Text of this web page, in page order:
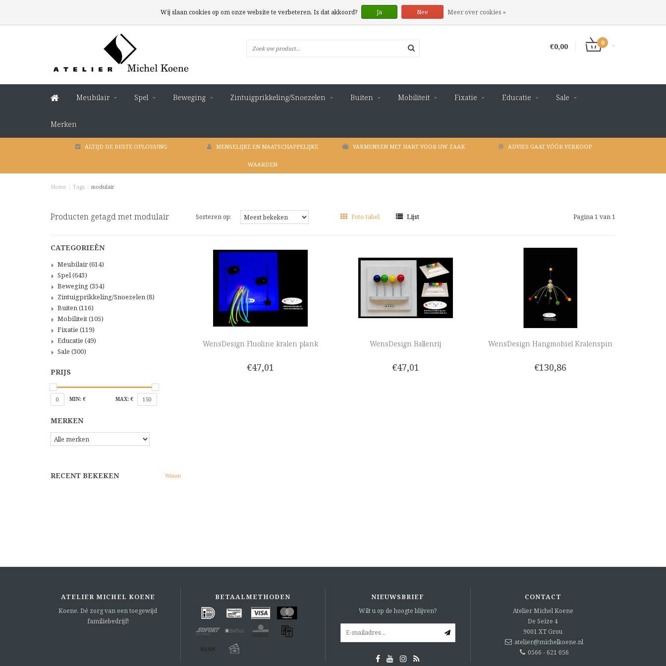
€0,00 0
Meubilair Spel Beweging Zintuigprikkeling/Snoezelen Buiten Mobiliteit Fixatie Educatie Sale
Merken
ALTIJD DE BESTE OPLOSSING MENSELIJKE EN MAATSCHAPPELIJKE
WAARDEN
VAKMENSEN MET HART VOOR UW ZAAK ADVIES GAAT VÓÓR VERKOOP
Home / Tags / modulair
Producten getagd met modulair Sorteren op: Foto-tabel Lijst Pagina 1 van 1
CATEGORIEËN
Meubilair(614)
Spel(643)
Beweging(354)
Zintuigprikkeling/Snoezelen(8)
Buiten(116)
Mobiliteit(105)
Fixatie (119)
Educatie (49)
Sale (300)
PRIJS
0 MIN: € MAX: € 150
MERKEN
RECENT BEKEKEN Wissen
WensDesign Fluoline kralen plank
€47,01
WensDesign Ballenrij
€47,01
WensDesign Hangmobiel Kralenspin
€130,86
ATELIER MICHEL KOENE
Koene. Dé zorg van een toegewijd
familiebedrijf!
BETAALMETHODEN NIEUWSBRIEF
Wilt u op de hoogte blijven?
CONTACT
Atelier Michel Koene
De Seize 4
9001 XT Grou
atelier@michelkoene.nl
0566 - 621 056
Wij slaan cookies op om onze website te verbeteren. Is dat akkoord? Ja Nee Meer over cookies »